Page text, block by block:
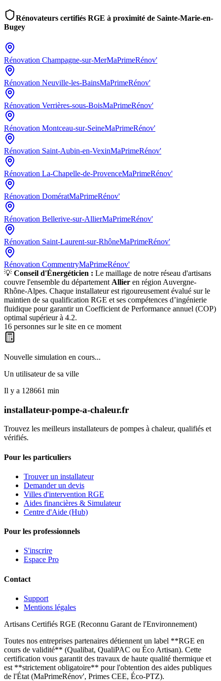
Rénovateurs certifiés RGE à proximité de Sainte-Marie-en-
Bugey
Rénovation Champagne-sur-MerMaPrimeRénov'
Rénovation Neuville-les-BainsMaPrimeRénov'
Rénovation Verrières-sous-BoisMaPrimeRénov'
Rénovation Montceau-sur-SeineMaPrimeRénov'
Rénovation Saint-Aubin-en-VexinMaPrimeRénov'
Rénovation La-Chapelle-de-ProvenceMaPrimeRénov'
Rénovation DomératMaPrimeRénov'
Rénovation Bellerive-sur-AllierMaPrimeRénov'
Rénovation Saint-Laurent-sur-RhôneMaPrimeRénov'
Rénovation CommentryMaPrimeRénov'
💡 Conseil d'Énergéticien : Le maillage de notre réseau d'artisans
couvre l'ensemble du département Allier en région Auvergne-
Rhône-Alpes. Chaque installateur est rigoureusement évalué sur le
maintien de sa qualification RGE et ses compétences d’ingénierie
fluidique pour garantir un Coefficient de Performance annuel (COP)
optimal supérieur à 4.2.
16 personnes sur le site en ce moment
Nouvelle simulation en cours...
Un utilisateur de sa ville
Il y a 128661 min
installateur-pompe-a-chaleur.fr
Trouvez les meilleurs installateurs de pompes à chaleur, qualifiés et
vérifiés.
Pour les particuliers
Trouver un installateur
Demander un devis
Villes d'intervention RGE
Aides financières & Simulateur
Centre d'Aide (Hub)
Pour les professionnels
S'inscrire
Espace Pro
Contact
Support
Mentions légales
Artisans Certifiés RGE (Reconnu Garant de l'Environnement)
Toutes nos entreprises partenaires détiennent un label **RGE en
cours de validité** (Qualibat, QualiPAC ou Éco Artisan). Cette
certification vous garantit des travaux de haute qualité thermique et
est **strictement obligatoire** pour l'obtention des aides publiques
de l'État (MaPrimeRénov', Primes CEE, Éco-PTZ).